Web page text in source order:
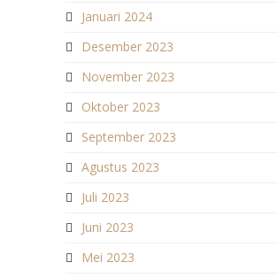
Januari 2024
Desember 2023
November 2023
Oktober 2023
September 2023
Agustus 2023
Juli 2023
Juni 2023
Mei 2023